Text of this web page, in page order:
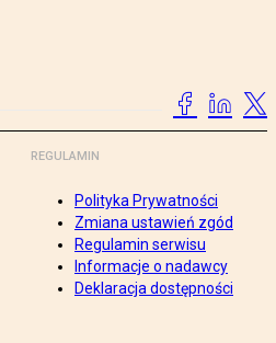
REGULAMIN
Polityka Prywatności
Zmiana ustawień zgód
Regulamin serwisu
Informacje o nadawcy
Deklaracja dostępności